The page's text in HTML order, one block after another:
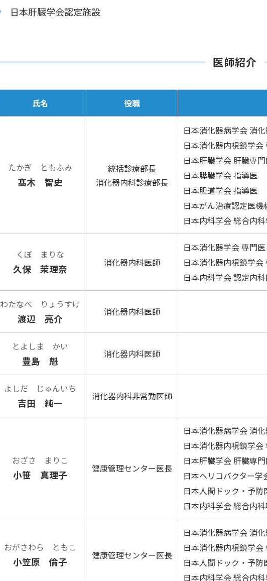
日本肝臓学会認定施設
医師紹介
氏名 役職
たかぎ ともふみ
髙木 智史
統括診療部長
消化器内科診療部長
日本消化器病学会 消
日本消化器内視鏡学
日本肝臓学会 肝臓専
日本膵臓学会 指導医
日本胆道学会 指導医
日本がん治療認定医
日本内科学会 総合内
くぼ まりな
久保 茉理奈
消化器内科医師
日本消化器学会 専門医
日本消化器内視鏡学会
日本内科学会 認定内
わたなべ りょうすけ
渡辺 亮介
消化器内科医師
とよしま かい
豊島 魁
消化器内科医師
よしだ じゅんいち
吉田 純一
消化器内科非常勤医師
おざさ まりこ
小笹 真理子
健康管理センター医長
日本消化器病学会 消
日本消化器内視鏡学会
日本肝臓学会 肝臓専
日本ヘリコバクター
日本人間ドック・予
日本内科学会 総合内
おがさわら ともこ
小笠原 倫子
健康管理センター医長
日本消化器病学会 消
日本消化器内視鏡学会
日本人間ドック・予
日本内科学会 総合内